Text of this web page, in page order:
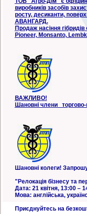
виробників засобів
росту, десиканти,
АВАНГАРД.
Продаж насіння
Pioneer, Monsanto,
ВАЖЛИВО!
Шановні члени торгово-
Шановні колеги!
"Релокація бізнесу та
Дата: 21 квітня, 13:00 –
Мова: англійська,
Приєднуйтесь на